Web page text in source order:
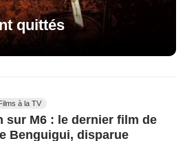
quittés
à la TV
sur M6 : le dernier film de
Benguigui, disparue